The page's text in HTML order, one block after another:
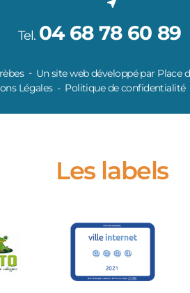
Tel. 04 68 78 60 89
Un site web développé par Place
Légales
Politique de confidentialité
Les labels